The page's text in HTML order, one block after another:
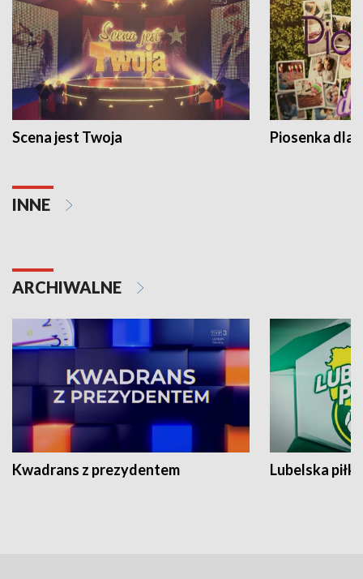
Scena jest Twoja Piosenka dla
INNE
ARCHIWALNE
Kwadrans z prezydentem Lubelska piłka